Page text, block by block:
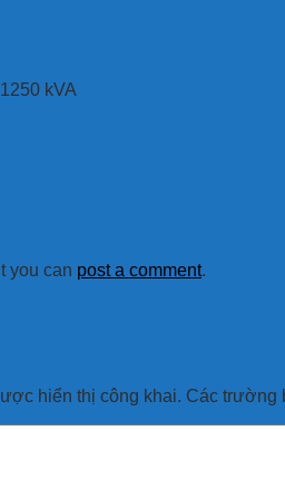
kVA
you can post a comment.
hiển thị công khai. Các trường